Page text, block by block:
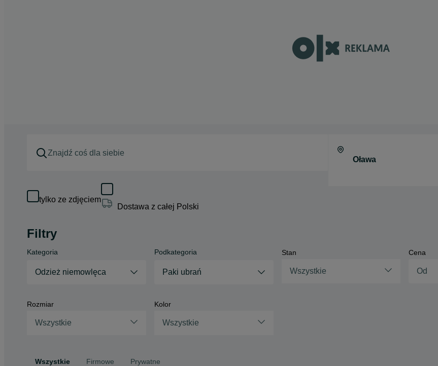
tylko ze zdjęciem
Dostawa z całej Polski
Filtry
Kategoria
Odzież niemowlęca
Podkategoria
Paki ubrań
Stan
Wszystkie
Cena
Rozmiar
Wszystkie
Kolor
Wszystkie
Wszystkie Firmowe Prywatne